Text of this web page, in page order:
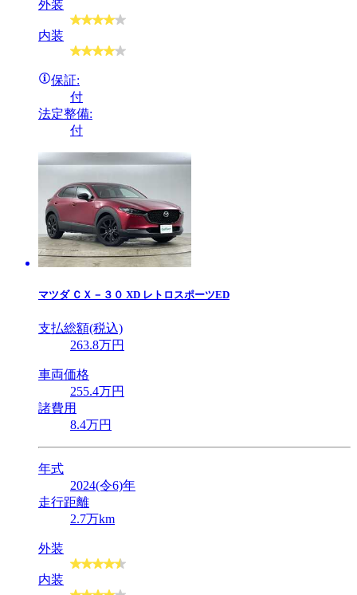
外装
内装
保証:
付
法定整備:
付
マツダ ＣＸ－３０ XD レトロスポーツED
支払総額(税込)
263.8万円
車両価格
255.4万円
諸費用
8.4万円
年式
2024(令6)年
走行距離
2.7万km
外装
内装